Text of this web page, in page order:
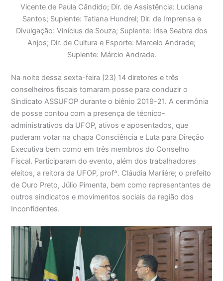
Vicente de Paula Cândido; Dir. de Assistência: Luciana
Santos; Suplente: Tatiana Hundrel; Dir. de Imprensa e
Divulgação: Vinícius de Souza; Suplente: Irisa Seabra dos
Anjos; Dir. de Cultura e Esporte: Marcelo Andrade;
Suplente: Márcio Andrade.
Na noite dessa sexta-feira (23) 14 diretores e três
conselheiros fiscais tomaram posse para conduzir o
Sindicato ASSUFOP durante o biênio 2019-21. A cerimônia
de posse contou com a presença de técnico-
administrativos da UFOP, ativos e aposentados, que
puderam votar na chapa Consciência e Luta para Direção
Executiva bem como em três membros do Conselho
Fiscal. Participaram do evento, além dos trabalhadores
eleitos, a reitora da UFOP, profª. Cláudia Marliére; o prefeito
de Ouro Preto, Júlio Pimenta, bem como representantes de
outros sindicatos e movimentos sociais da região dos
Inconfidentes.